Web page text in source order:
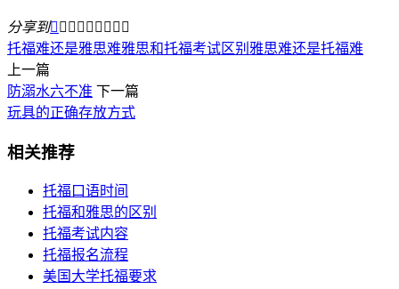
分享到        
托福难还是雅思难雅思和托福考试区别 雅思难还是托福难
上一篇
防溺水六不准 下一篇
玩具的正确存放方式
相关推荐
托福口语时间
托福和雅思的区别
托福考试内容
托福报名流程
美国大学托福要求